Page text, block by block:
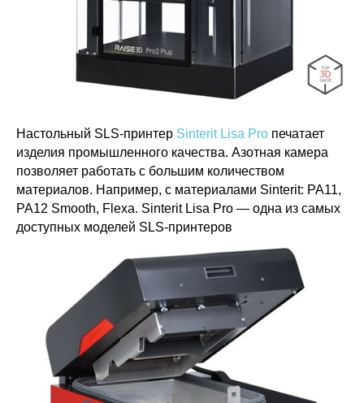
Настольный SLS-принтер Sinterit Lisa Pro печатает
изделия промышленного качества. Азотная камера
позволяет работать с большим количеством
материалов. Например, с материалами Sinterit: PA11,
PA12 Smooth, Flexa. Sinterit Lisa Pro — одна из самых
доступных моделей SLS-принтеров